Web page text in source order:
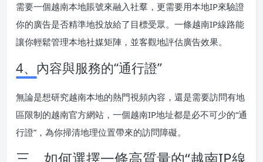
需要一個越南本地賬號來融入社羣，更需要用本地IP來驗證
你的廣告是否精準地投放給了目標受眾。一條越南IP線路能
讓你輕鬆管理本地社媒矩陣，並客觀地評估廣告效果。
4、內容與服務的“通行證”
無論是想研究越南本地的熱門視頻內容，還是需要訪問有地
區限制的越南官方網站，一個越南IP地址都是必不可少的“通
行證”，為你掃清地理位置帶來的訪問障礙。